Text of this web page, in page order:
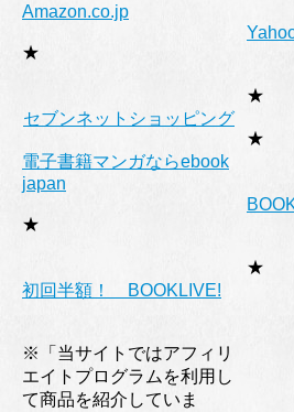
Amazon.co.jp
★
★
セブンネットショッピング
★
電子書籍マンガならebook
japan
★
★
初回半額！ BOOKLIVE!
※「当サイトではアフィリ
エイトプログラムを利用し
て商品を紹介していま